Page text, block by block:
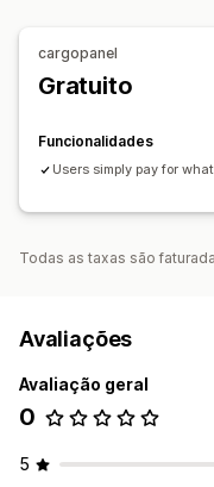
cargopanel
Gratuito
Funcionalidades
Users simply pay for
Todas as taxas são
Avaliações
Avaliação geral
0
5